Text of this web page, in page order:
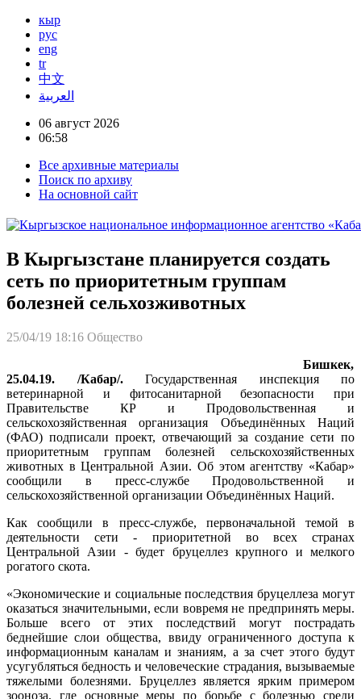
кыр
рус
eng
tr
中文
العربية
06 август 2026
06:58
Все архивные материалы
Поиск по архиву
На основной сайт
В Кыргызстане планируется создать
сеть по приоритетным группам
болезней сельхозживотных
25/04/19 18:16 Общество
Бишкек,
25.04.19. /Кабар/.Государственная инспекция по
ветеринарной и фитосанитарной безопасности при
Правительстве КР и Продовольственная и
сельскохозяйственная организация Объединённых Наций
(ФАО) подписали проект, отвечающий за создание сети по
приоритетным группам болезней сельскохозяйственных
животных в Центральной Азии. Об этом агентству «Кабар»
сообщили в пресс-службе Продовольственной и
сельскохозяйственной организации Объединённых Наций.
Как сообщили в пресс-службе, первоначальной темой в
деятельности сети - приоритетной во всех странах
Центральной Азии - будет бруцеллез крупного и мелкого
рогатого скота.
«Экономические и социальные последствия бруцеллеза могут
оказаться значительными, если вовремя не предпринять меры.
Больше всего от этих последствий могут пострадать
беднейшие слои общества, ввиду ограниченного доступа к
информационным каналам и знаниям, а за счет этого будут
усугубляться бедность и человеческие страдания, вызываемые
тяжелыми болезнями. Бруцеллез является ярким примером
зооноза, где основные меры по борьбе с болезнью среди